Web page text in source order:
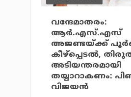
വന്ദേമാതരം:
ആര്‍.എസ്.എസ്
അജണ്ടയ്ക്ക്
കീഴ്‌പ്പെടല്‍,
അടിയന്തരമായി
തയ്യാറാകണം:
വിജയന്‍